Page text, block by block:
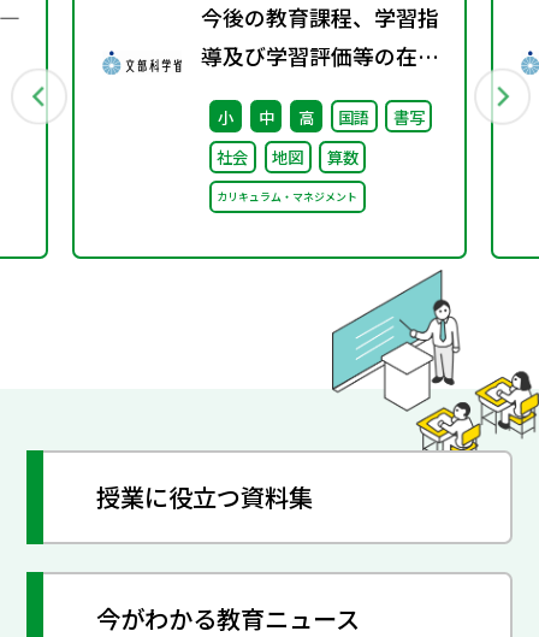
―
今後の教育課程、学習指
導及び学習評価等の在り
方に関する有識者検討会
の論点整理を掲載しまし
た
小 中 高 国語
書写
社会
地図 算数
カリキュラム・マネジメント
授業に役立つ資料集
今がわかる教育ニュース